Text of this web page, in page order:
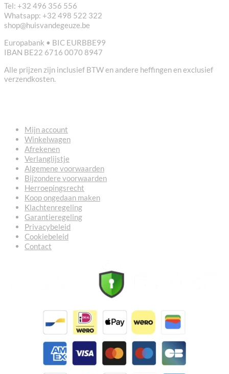
Tel: +32 496 356 556
Whatsapp: +32 498 522 322
shop@huisvandegeuze.be
Europabank • BIC EURBBE99
IBAN BE22 6716 0070 8947
Alle prijzen zijn inclusief BTW en andere heffingen en exclusief
verzendkosten.
Mijn account
Winkelwagen
Afrekenen
Verlanglijstje
Algemene voorwaarden
Bijzondere voorwaarden
Herroepingsrecht
Koop ongedaan maken
Klachtenregeling
Garantieregeling
Privacybeleid
Cookiebeleid
Contact